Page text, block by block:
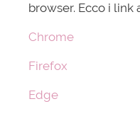
browser. Ecco i link
Chrome
Firefox
Edge